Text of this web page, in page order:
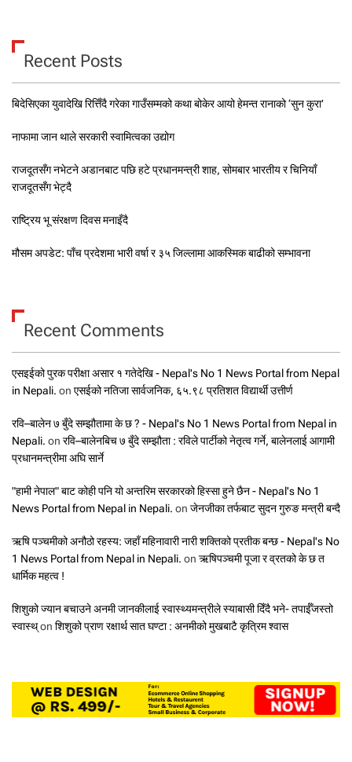
Recent Posts
बिदेसिएका युवादेखि रित्तिँदै गरेका गाउँसम्मको कथा बोकेर आयो हेमन्त रानाको ‘सुन कुरा’
नाफामा जान थाले सरकारी स्वामित्वका उद्योग
राजदूतसँग नभेटने अडानबाट पछि हटे प्रधानमन्त्री शाह, सोमबार भारतीय र चिनियाँ
राजदूतसँग भेट्दै
राष्ट्रिय भू संरक्षण दिवस मनाइँदै
मौसम अपडेट: पाँच प्रदेशमा भारी वर्षा र ३५ जिल्लामा आकस्मिक बाढीको सम्भावना
Recent Comments
एसइईको पुरक परीक्षा असार १ गतेदेखि - Nepal's No 1 News Portal from Nepal
in Nepali. on एसईको नतिजा सार्वजनिक, ६५.९८ प्रतिशत विद्यार्थी उत्तीर्ण
रवि–बालेन ७ बुँदे सम्झौतामा के छ ? - Nepal's No 1 News Portal from Nepal in
Nepali. on रवि–बालेनबिच ७ बुँदे सम्झौता : रविले पार्टीको नेतृत्व गर्ने, बालेनलाई आगामी
प्रधानमन्त्रीमा अघि सार्ने
"हामी नेपाल" बाट कोही पनि यो अन्तरिम सरकारको हिस्सा हुने छैन - Nepal's No 1
News Portal from Nepal in Nepali. on जेनजीका तर्फबाट सुदन गुरुङ मन्त्री बन्दै
ऋषि पञ्चमीको अनौठो रहस्य: जहाँ महिनावारी नारी शक्तिको प्रतीक बन्छ - Nepal's No
1 News Portal from Nepal in Nepali. on ऋषिपञ्चमी पूजा र व्रतको के छ त
धार्मिक महत्व !
शिशुको ज्यान बचाउने अनमी जानकीलाई स्वास्थ्यमन्त्रीले स्याबासी दिँदै भने- तपाईँजस्तो
स्वास्थ्on शिशुको प्राण रक्षार्थ सात घण्टा : अनमीको मुखबाटै कृत्रिम श्वास